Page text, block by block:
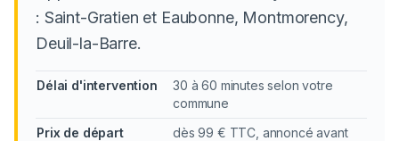
: Saint-Gratien et Eaubonne, Montmorency,
Deuil-la-Barre.
Délai d'intervention
30 à 60 minutes selon votre
commune
Prix de départ
dès 99 € TTC, annoncé avant